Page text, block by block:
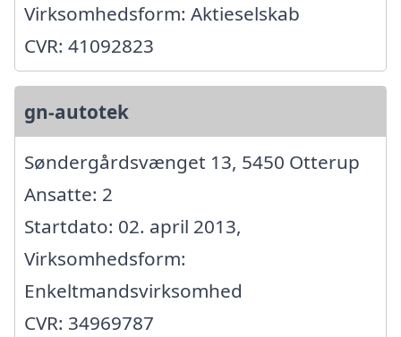
Virksomhedsform: Aktieselskab
CVR: 41092823
gn-autotek
Søndergårdsvænget 13, 5450 Otterup
Ansatte: 2
Startdato: 02. april 2013,
Virksomhedsform:
Enkeltmandsvirksomhed
CVR: 34969787